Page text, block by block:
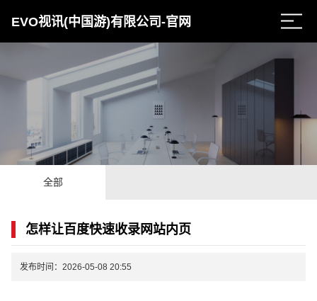
EVO视讯(中国游)有限公司-官网
全部
怎样让百度快速收录网站内页
发布时间：2026-05-08 20:55